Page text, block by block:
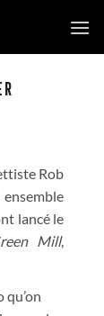
Rob
lancé le
Mill,